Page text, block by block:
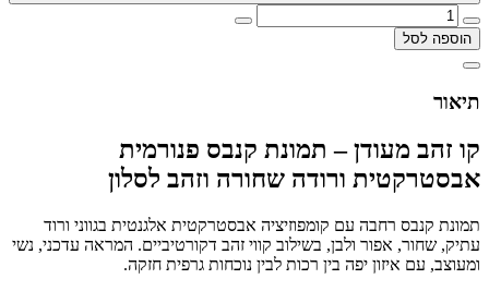
הוספה לסל
תיאור
קו זהב מעודן – תמונת קנבס פנורמית
אבסטרקטית ורודה שחורה וזהב לסלון
תמונת קנבס רחבה עם קומפוזיציה אבסטרקטית אלגנטית בגווני ורוד
עתיק, שחור, אפור ולבן, בשילוב קווי זהב דקורטיביים. המראה עדכני, נשי
ומעוצב, עם איזון יפה בין רכות לבין נוכחות גרפית חזקה.